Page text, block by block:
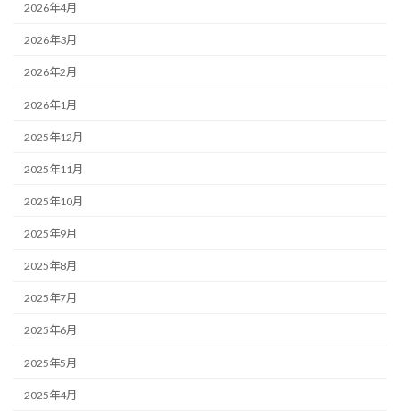
2026年4月
2026年3月
2026年2月
2026年1月
2025年12月
2025年11月
2025年10月
2025年9月
2025年8月
2025年7月
2025年6月
2025年5月
2025年4月